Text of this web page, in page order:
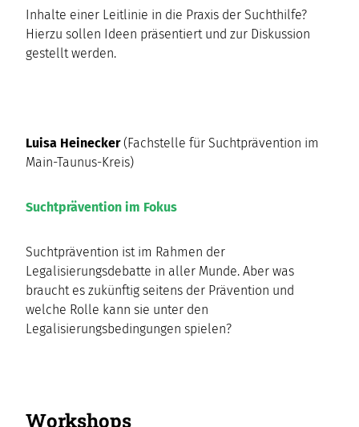
Inhalte einer Leitlinie in die Praxis der Suchthilfe?
Hierzu sollen Ideen präsentiert und zur Diskussion
gestellt werden.
Luisa Heinecker(Fachstelle für Suchtprävention im
Main-Taunus-Kreis)
Suchtprävention im Fokus
Suchtprävention ist im Rahmen der
Legalisierungsdebatte in aller Munde. Aber was
braucht es zukünftig seitens der Prävention und
welche Rolle kann sie unter den
Legalisierungsbedingungen spielen?
Workshops